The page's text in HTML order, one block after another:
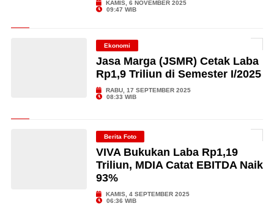
KAMIS, 6 NOVEMBER 2025
09:47 WIB
Ekonomi
Jasa Marga (JSMR) Cetak Laba
Rp1,9 Triliun di Semester I/2025
RABU, 17 SEPTEMBER 2025
08:33 WIB
Berita Foto
VIVA Bukukan Laba Rp1,19
Triliun, MDIA Catat EBITDA Naik
93%
KAMIS, 4 SEPTEMBER 2025
06:36 WIB